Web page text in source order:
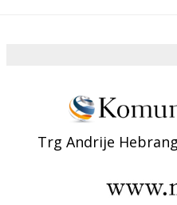
Trg Andrije